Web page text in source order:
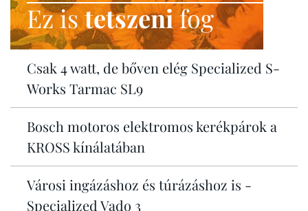
Ez istetszenifog
Csak 4 watt, de bőven elég Specialized S-
Works Tarmac SL9
Bosch motoros elektromos kerékpárok a
KROSS kínálatában
Városi ingázáshoz és túrázáshoz is -
Specialized Vado 3